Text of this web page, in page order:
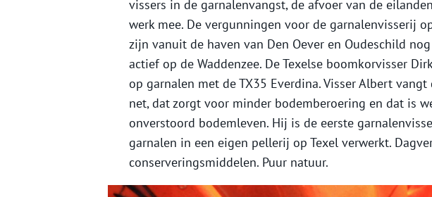
vissers in de garnalenvangst, de afvoer van de
werk mee. De vergunningen voor de garnalenvisserij
zijn vanuit de haven van Den Oever en Oudeschild
actief op de Waddenzee. De Texelse boomkorvisser
op garnalen met de TX35 Everdina. Visser Albert
net, dat zorgt voor minder bodemberoering en dat is
onverstoord bodemleven. Hij is de eerste
garnalen in een eigen pellerij op Texel verwerkt.
conserveringsmiddelen. Puur natuur.